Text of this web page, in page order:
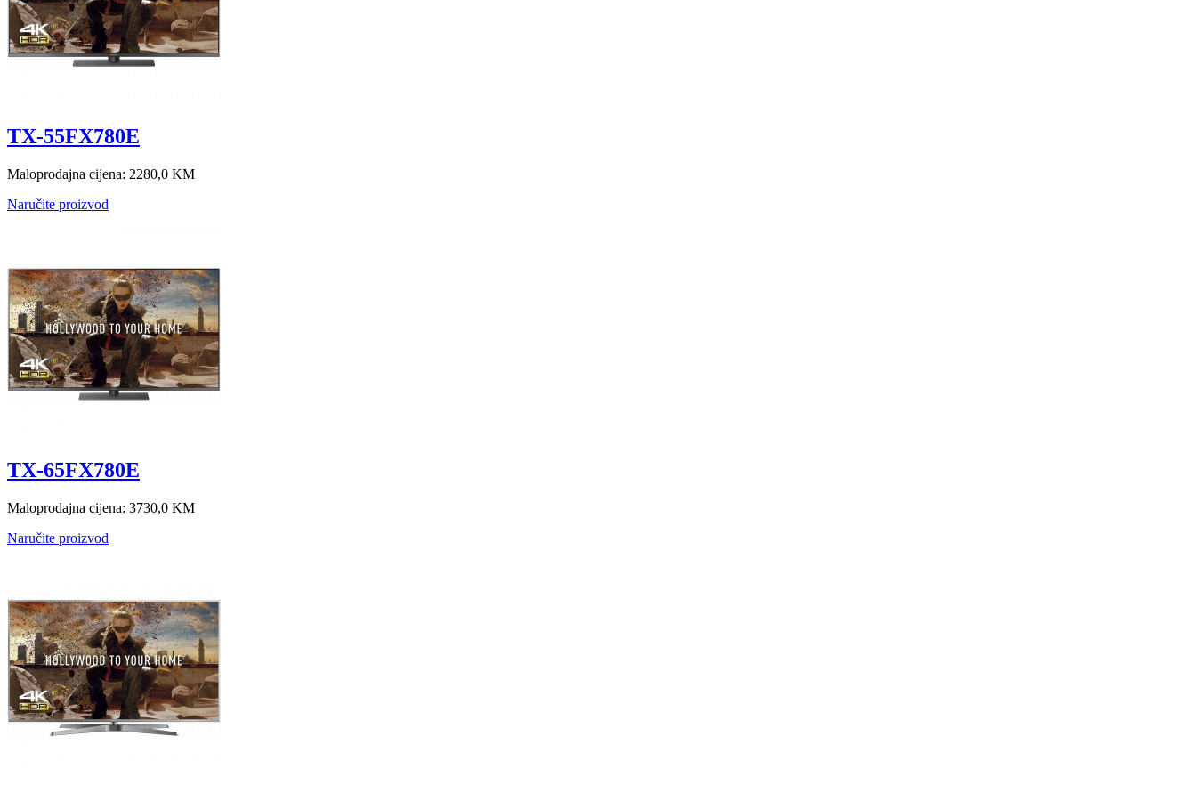
TX-55FX780E
Maloprodajna cijena: 2280,0 KM
Naručite proizvod
TX-65FX780E
Maloprodajna cijena: 3730,0 KM
Naručite proizvod